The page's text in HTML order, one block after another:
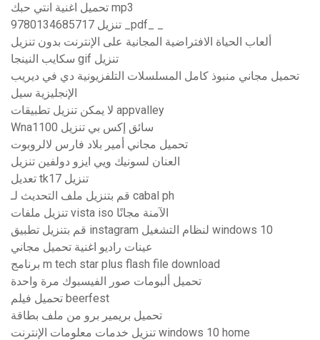
تحميل اغنية انتي حبك mp3
9780134685717 تنزيل _pdf_ _
ألعاب الحياة الافتراضية المجانية على الإنترنت بدون تنزيل
سكايب النينجا gif تنزيل
تحميل مجاني منبوذ كامل المسلسلات التلفزيونية دي في ديريب
الإنجليزية سيل
لا يمكن تنزيل تطبيقات appvalley
Wna1100 سائق إكس بي تنزيل
تحميل مجاني أمير بلاد فارس لالروبوت
العنان لسونيك ويي ايزو دولفين تنزيل
تعديل tk17 تنزيل
قم بتنزيل ملف التحديث لـ cabal ph
تنزيل ملفات vista iso الآمنة مجانًا
قم بتنزيل تطبيق instagram لنظام التشغيل windows 10
عينات راديو اغنية تحميل مجاني
برنامج m tech star plus flash file download
تحميل ألبومات صور الفيسبوك مرة واحدة
تحميل فيلم beerfest
تحميل بريمير برو من ملف بطاقة
تنزيل خدمات معلومات الإنترنت windows 10 home